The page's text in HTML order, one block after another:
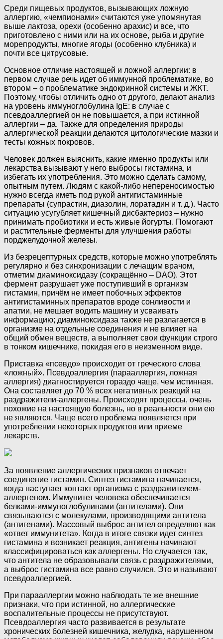
Среди пищевых продуктов, вызывающих ложную
аллергию, «чемпионами» считаются уже упомянутая
выше лактоза, орехи (особенно арахис) и все, что
приготовлено с ними или на их основе, рыба и другие
морепродукты, многие ягоды (особенно клубника) и
почти все цитрусовые.
Основное отличие настоящей и ложной аллергии: в
первом случае речь идет об иммунной проблематике, во
втором – о проблематике эндокринной системы и ЖКТ.
Поэтому, чтобы отличить одно от другого, делают анализ
на уровень иммуноглобулина IgЕ: в случае с
псевдоаллергией он не повышается, а при истинной
аллергии – да. Также для определения природы
аллергической реакции делаются цитологические мазки и
тесты кожных покровов.
Человек должен выяснить, какие именно продукты или
лекарства вызывают у него выбросы гистамина, и
избегать их употребления. Это можно сделать самому,
опытным путем. Людям с какой-либо непереносимостью
нужно всегда иметь под рукой антигистаминные
препараты (супрастин, диазолин, лоратадин и т. д.). Часто
ситуацию усугубляет кишечный дисбактериоз – нужно
принимать пробиотики и есть живые йогурты. Помогают
и растительные ферменты для улучшения работы
порджелудочной железы.
Из безрецептурных средств, которые можно употреблять
регулярно и без синхронизации с лечащим врачом,
отметим диаминоксидазу (сокращённо – DAO). Этот
фермент разрушает уже поступивший в организм
гистамин, причём не имеет побочных эффектов
антигистаминных препаратов вроде сонливости и
апатии, не мешает водить машину и усваивать
информацию; диаминоксидаза также не разлагается в
организме на отдельные соединения и не влияет на
общий обмен веществ, а выполняет свои функции строго
в тонком кишечнике, покидая его в неизменном виде.
Приставка «псевдо» происходит от греческого слова
«ложный». Псевдоаллергия (парааллергия, ложная
аллергия) диагностируется гораздо чаще, чем истинная.
Она составляет до 70 % всех негативных реакций на
раздражители-аллергены. Происходят процессы, очень
похожие на настоящую болезнь, но в реальности они ею
не являются. Чаще всего проблема появляется при
употреблении некоторых продуктов или приеме
лекарств.
За появление аллергических признаков отвечает
соединение гистамин. Синтез гистамина начинается,
когда наступает контакт организма с раздражителем-
аллергеном. Иммунитет человека обеспечивается
белками-иммуноглобулинами (антителами). Они
связываются с молекулами, производящими антитела
(антигенами). Массовый выброс антител определяют как
«ответ иммунитета». Когда в итоге связки идет синтез
гистамина и возникает реакция, антигены начинают
классифицироваться как аллергены. Но случается так,
что антитела не образовывали связь с раздражителями,
а выброс гистамина все равно случился. Это и называют
псевдоаллергией.
При парааллергии можно наблюдать те же внешние
признаки, что при истинной, но аллергические
воспалительные процессы не присутствуют.
Псевдоаллергия часто развивается в результате
хронических болезней кишечника, желудка, нарушенном